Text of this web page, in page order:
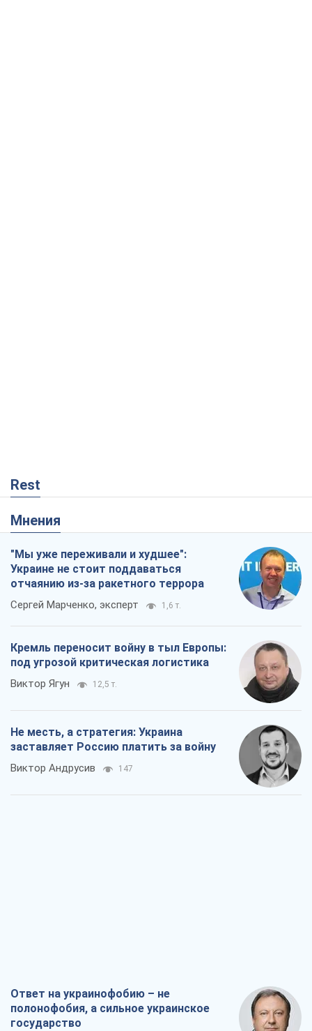
Rest
Мнения
"Мы уже переживали и худшее":
Украине не стоит поддаваться
отчаянию из-за ракетного террора
Сергей Марченко, эксперт 1,6 т.
Кремль переносит войну в тыл Европы:
под угрозой критическая логистика
Виктор Ягун 12,5 т.
Не месть, а стратегия: Украина
заставляет Россию платить за войну
Виктор Андрусив 147
Ответ на украинофобию – не
полонофобия, а сильное украинское
государство